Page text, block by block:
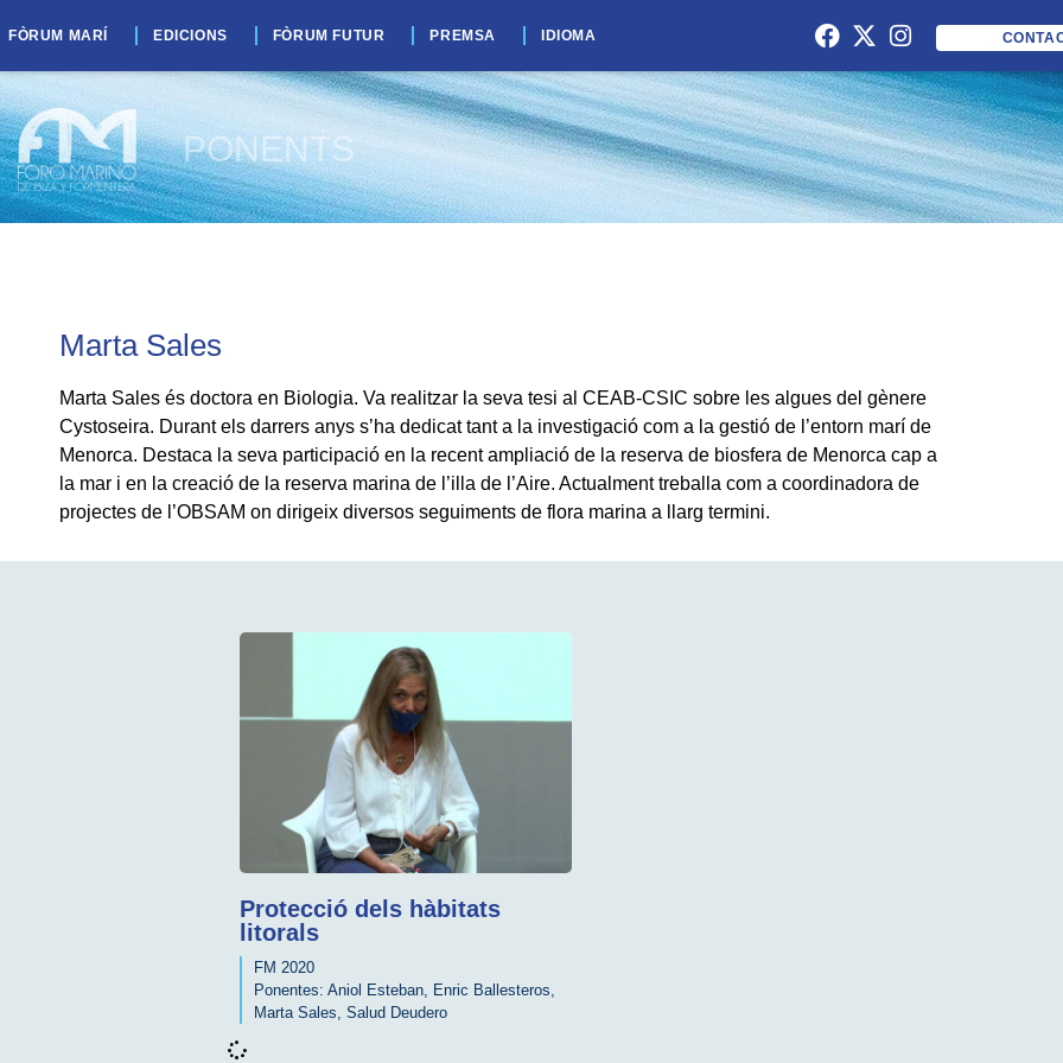
FÒRUM MARÍ EDICIONS FÒRUM FUTUR PREMSA IDIOMA
PONENTS
Marta Sales
Marta Sales és doctora en Biologia. Va realitzar la seva tesi al CEAB-CSIC sobre les algues del gènere
Cystoseira. Durant els darrers anys s’ha dedicat tant a la investigació com a la gestió de l’entorn marí de
Menorca. Destaca la seva participació en la recent ampliació de la reserva de biosfera de Menorca cap a
la mar i en la creació de la reserva marina de l’illa de l’Aire. Actualment treballa com a coordinadora de
projectes de l’OBSAM on dirigeix diversos seguiments de flora marina a llarg termini.
Protecció dels hàbitats
litorals
FM 2020
Ponentes: Aniol Esteban Enric Ballesteros
Marta Sales Salud Deudero